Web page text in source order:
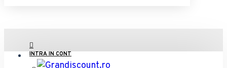
INTRA IN CONT